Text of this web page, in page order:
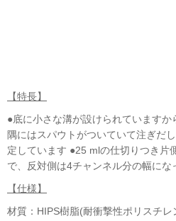
【特長】
●底に小さな溝が設けられています
隅にはスパウトがついていて注ぎだ
定しています ●25 mlの仕切りつき片
で、反対側は4チャンネル分の幅にな
【仕様】
材質：HIPS樹脂(耐衝撃性ポリスチレ